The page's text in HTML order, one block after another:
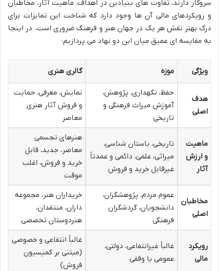
سروکار دارند، تفاوت های بنیادین در اهداف، ماهیت آثار، مخاطبان
و رویکردهای مالی آن ها وجود دارد که شناخت این تمایزات برای
درک بهتر نقش هر یک در جهان هنر و فرهنگ ضروری است. در اینجا
به مقایسه ای عمیق میان این دو نهاد می پردازیم:
ویژگی موزه گالری هنری
هدف
اصلی
حفظ، نگهداری، پژوهش،
آموزش میراث فرهنگی و
تاریخی
نمایش، معرفی، حمایت
و فروش آثار هنری
معاصر
ماهیت
و ارزش
آثار
تاریخی، باستان شناسی،
میراثی، علمی، دائمی و عمدتاً
غیرقابل خرید و فروش
هنرهای تجسمی
معاصر، جدید، قابل
خرید و فروش، اغلب
موقت
مخاطبان
اصلی
عموم مردم، پژوهشگران،
دانشجویان، گردشگران
فرهنگی
خریداران هنر، مجموعه
داران، منتقدان،
هنردوستان تخصصی
رویکرد
مالی
غالباً غیرانتفاعی، دولتی،
عمومی یا وقفی
غالباً انتفاعی و خصوصی
(مبتنی بر کمیسیون
فروش)